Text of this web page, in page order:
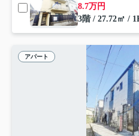
8.7万円
3階 / 27.72㎡ /
アパート